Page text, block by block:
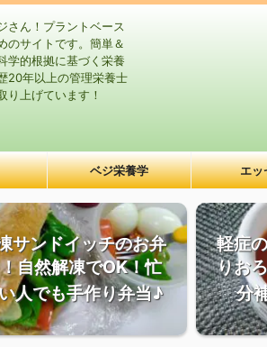
さん！プラントベース
のサイトです。簡単＆
学的根拠に基づく栄養
20年以上の管理栄養士
り上げています！
ベジ栄養学 エッ
サンドイッチのお弁
自然解凍でOK！忙
人でも手作り弁当♪
軽症
りお
分